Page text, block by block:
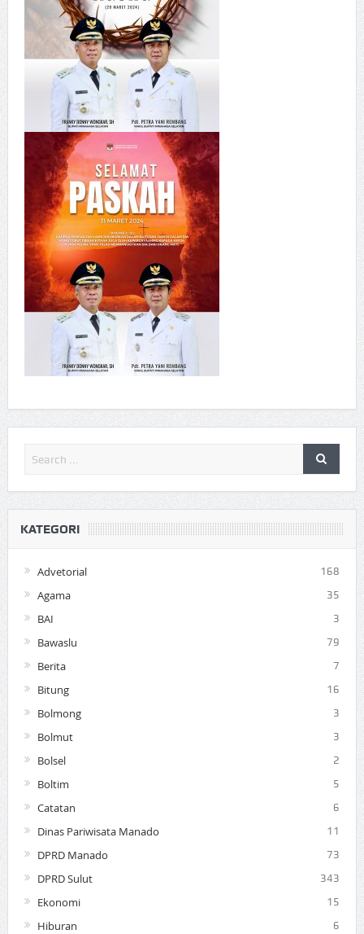
KATEGORI
Advetorial 168
Agama 35
BAI 3
Bawaslu 79
Berita 7
Bitung 16
Bolmong 3
Bolmut 3
Bolsel 2
Boltim 5
Catatan 6
Dinas Pariwisata Manado 11
DPRD Manado 73
DPRD Sulut 343
Ekonomi 15
Hiburan 6